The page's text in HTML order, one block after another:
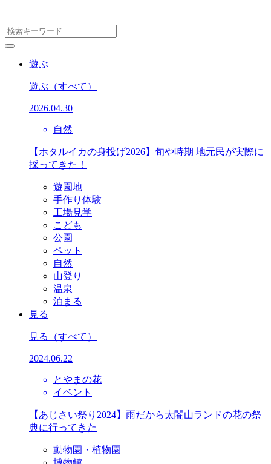
遊ぶ
遊ぶ （すべて）
2026.04.30
自然
【ホタルイカの身投げ2026】旬や時期 地元民が実際に
採ってきた！
遊園地
手作り体験
工場見学
こども
公園
ペット
自然
山登り
温泉
泊まる
見る
見る （すべて）
2024.06.22
とやまの花
イベント
【あじさい祭り2024】雨だから太閤山ランドの花の祭
典に行ってきた
動物園・植物園